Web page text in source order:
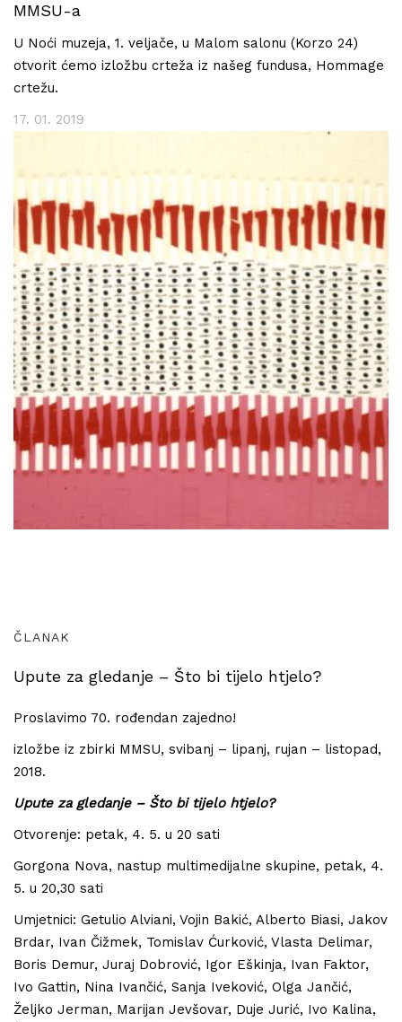
MMSU-a
U Noći muzeja, 1. veljače, u Malom salonu (Korzo 24)
otvorit ćemo izložbu crteža iz našeg fundusa, Hommage
crtežu.
17. 01. 2019
ČLANAK
Upute za gledanje – Što bi tijelo htjelo?
Proslavimo 70. rođendan zajedno!
izložbe iz zbirki MMSU, svibanj – lipanj, rujan – listopad,
2018.
Upute za gledanje – Što bi tijelo htjelo?
Otvorenje: petak, 4. 5. u 20 sati
Gorgona Nova, nastup multimedijalne skupine, petak, 4.
5. u 20,30 sati
Umjetnici: Getulio Alviani, Vojin Bakić, Alberto Biasi, Jakov
Brdar, Ivan Čižmek, Tomislav Ćurković, Vlasta Delimar,
Boris Demur, Juraj Dobrović, Igor Eškinja, Ivan Faktor,
Ivo Gattin, Nina Ivančić, Sanja Iveković, Olga Jančić,
Željko Jerman, Marijan Jevšovar, Duje Jurić, Ivo Kalina,